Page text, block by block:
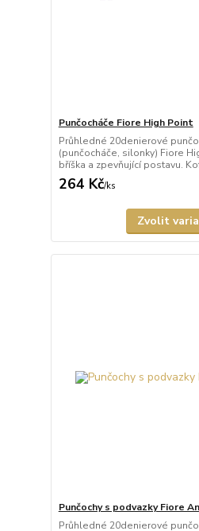
Punčocháče Fiore High Point
Průhledné 20denierové
(punčocháče, silonky) Fiore
bříška a zpevňující postavu.
264 Kč/ks
Zvolit
Punčochy s podvazky Fiore
Průhledné 20denierové